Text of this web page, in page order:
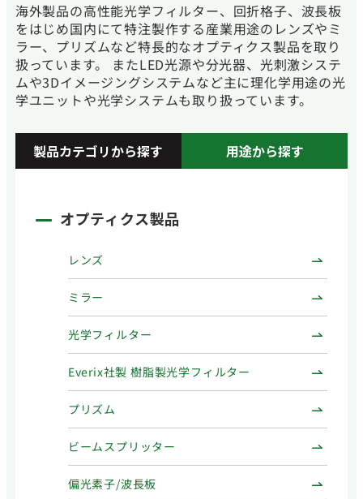
海外製品の高性能光学フィルター、回折格子、波長板
をはじめ国内にて特注製作する産業用途のレンズやミ
ラー、プリズムなど特長的なオプティクス製品を取り
扱っています。 またLED光源や分光器、光刺激システ
ムや3Dイメージングシステムなど主に理化学用途の光
学ユニットや光学システムも取り扱っています。
製品カテゴリから探す 用途から探す
オプティクス製品
レンズ
ミラー
光学フィルター
Everix社製 樹脂製光学フィルター
プリズム
ビームスプリッター
偏光素子/波長板